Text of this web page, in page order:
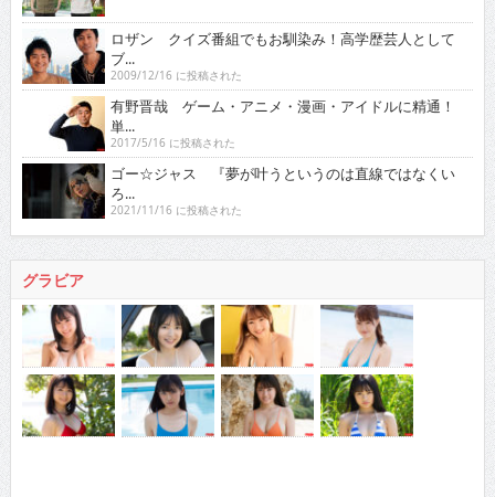
ロザン クイズ番組でもお馴染み！高学歴芸人として
ブ...
2009/12/16 に投稿された
有野晋哉 ゲーム・アニメ・漫画・アイドルに精通！
単...
2017/5/16 に投稿された
ゴー☆ジャス 『夢が叶うというのは直線ではなくい
ろ...
2021/11/16 に投稿された
グラビア